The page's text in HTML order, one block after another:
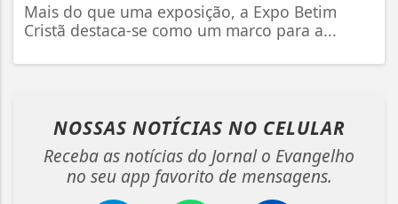
Mais do que uma exposição, a Expo Betim
Cristã destaca-se como um marco para a...
NOSSAS NOTÍCIAS NO CELULAR
Receba as notícias do Jornal o Evangelho
no seu app favorito de mensagens.